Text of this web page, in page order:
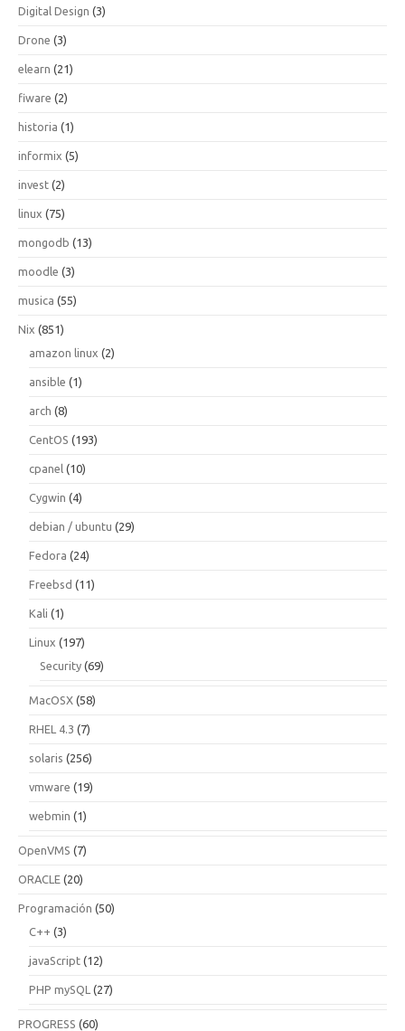
Digital Design (3)
Drone (3)
elearn (21)
fiware (2)
historia (1)
informix (5)
invest (2)
linux (75)
mongodb (13)
moodle (3)
musica (55)
Nix (851)
amazon linux (2)
ansible (1)
arch (8)
CentOS (193)
cpanel (10)
Cygwin (4)
debian / ubuntu (29)
Fedora (24)
Freebsd (11)
Kali (1)
Linux (197)
Security (69)
MacOSX (58)
RHEL 4.3 (7)
solaris (256)
vmware (19)
webmin (1)
OpenVMS (7)
ORACLE (20)
Programación (50)
C++ (3)
javaScript (12)
PHP mySQL (27)
PROGRESS (60)